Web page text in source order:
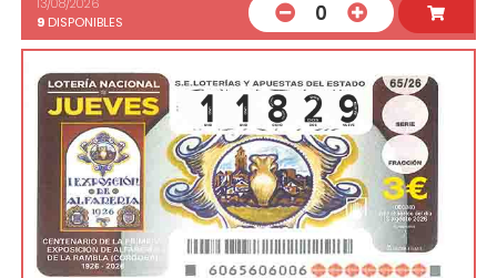
9 DISPONIBLES 0